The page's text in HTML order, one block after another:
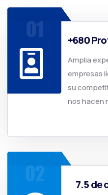
+680
Amplia
empresas
su
nos hacen
7.5 de